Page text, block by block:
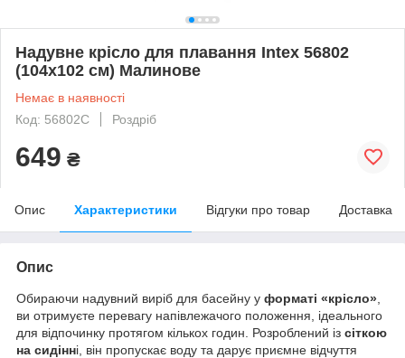
Надувне крісло для плавання Intex 56802
(104х102 см) Малинове
Немає в наявності
Код: 56802C
Роздріб
649 ₴
Опис Характеристики Відгуки про товар Доставка
Опис
Обираючи надувний виріб для басейну у форматі «крісло»
ви отримуєте перевагу напівлежачого положення, ідеального
для відпочинку протягом кількох годин. Розроблений із сіткою
на сидінні, він пропускає воду та дарує приємне відчуття